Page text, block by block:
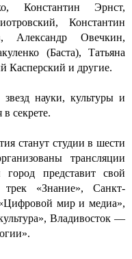
Константин Эрнст,
Константин
Александр Овечкин,
(Баста), Татьяна
Касперский и другие.
науки, культуры и
секрете.
станут студии в шести
трансляции
представит свой
«Знание», Санкт-
мир и медиа»,
Владивосток —